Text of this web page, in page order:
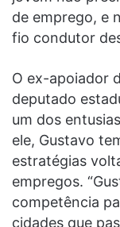
de emprego, e
fio condutor
O ex-apoiador
deputado
um dos
ele, Gustavo
estratégias
empregos.
competência
cidades que